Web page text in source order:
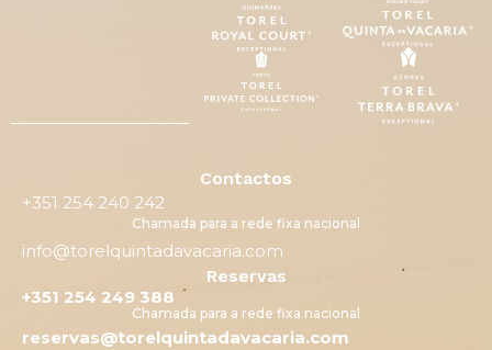
Contactos
+351 254 240 242
Chamada para a rede fixa nacional
info@torelquintadavacaria.com
Reservas
+351 254 249 388
Chamada para a rede fixa nacional
reservas@torelquintadavacaria.com